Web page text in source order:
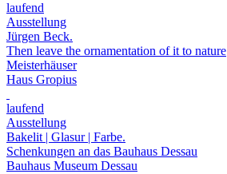
laufend
Ausstellung
Jürgen Beck.
Then leave the ornamentation of it to nature
Meisterhäuser
Haus Gropius
laufend
Ausstellung
Bakelit | Glasur | Farbe.
Schenkungen an das Bauhaus Dessau
Bauhaus Museum Dessau